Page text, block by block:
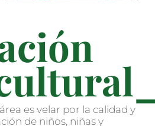
es velar por la calidad y
de niños, niñas y